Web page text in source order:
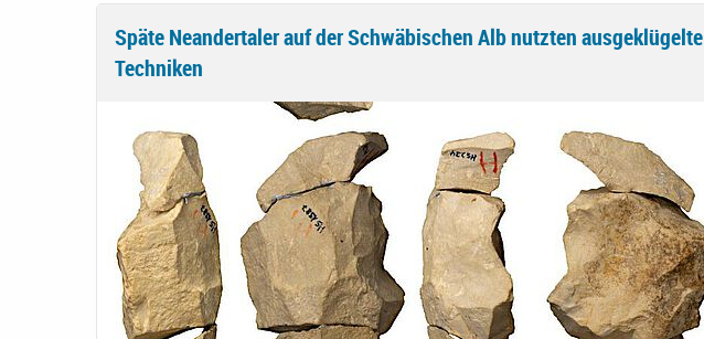
Späte Neandertaler auf der Schwäbischen Alb nutzten ausgeklügelte
Techniken